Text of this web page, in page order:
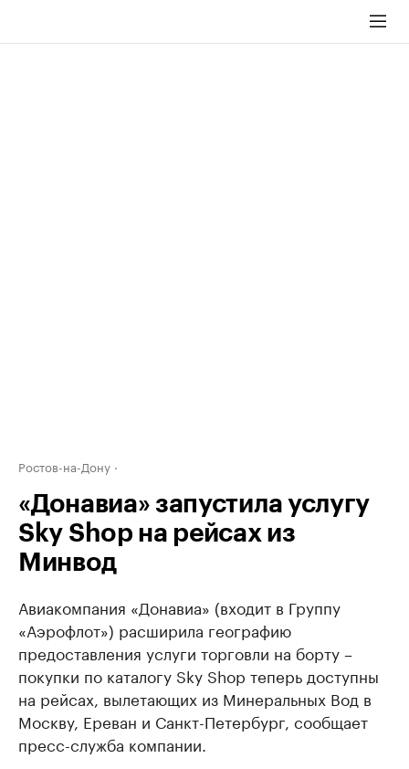
Ростов-на-Дону
«Донавиа» запустила услугу
Sky Shop на рейсах из
Минвод
Авиакомпания «Донавиа» (входит в Группу
«Аэрофлот») расширила географию
предоставления услуги торговли на борту –
покупки по каталогу Sky Shop теперь доступны
на рейсах, вылетающих из Минеральных Вод в
Москву, Ереван и Санкт-Петербург, сообщает
пресс-служба компании.